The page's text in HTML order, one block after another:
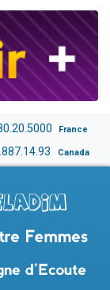
France
Canada